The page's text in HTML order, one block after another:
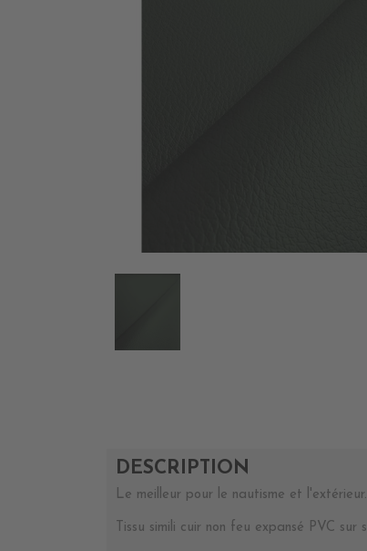
DESCRIPTION
Le meilleur pour le nautisme et l'extérieur.
Tissu simili cuir non feu expansé PVC